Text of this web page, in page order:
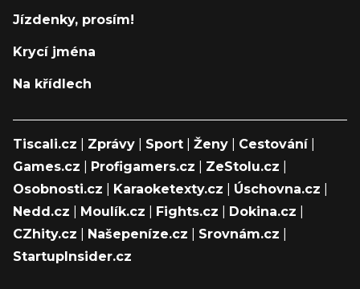
Jízdenky, prosím!
Krycí jména
Na křídlech
Tiscali.cz Zprávy Sport Ženy Cestování|
Games.cz
Profigamers.cz ZeStolu.cz
Osobnosti.cz
Karaoketexty.cz Úschovna.cz
Nedd.cz
Moulík.cz Fights.cz Dokina.cz
CZhity.cz
Našepeníze.cz Srovnám.cz
StartupInsider.cz